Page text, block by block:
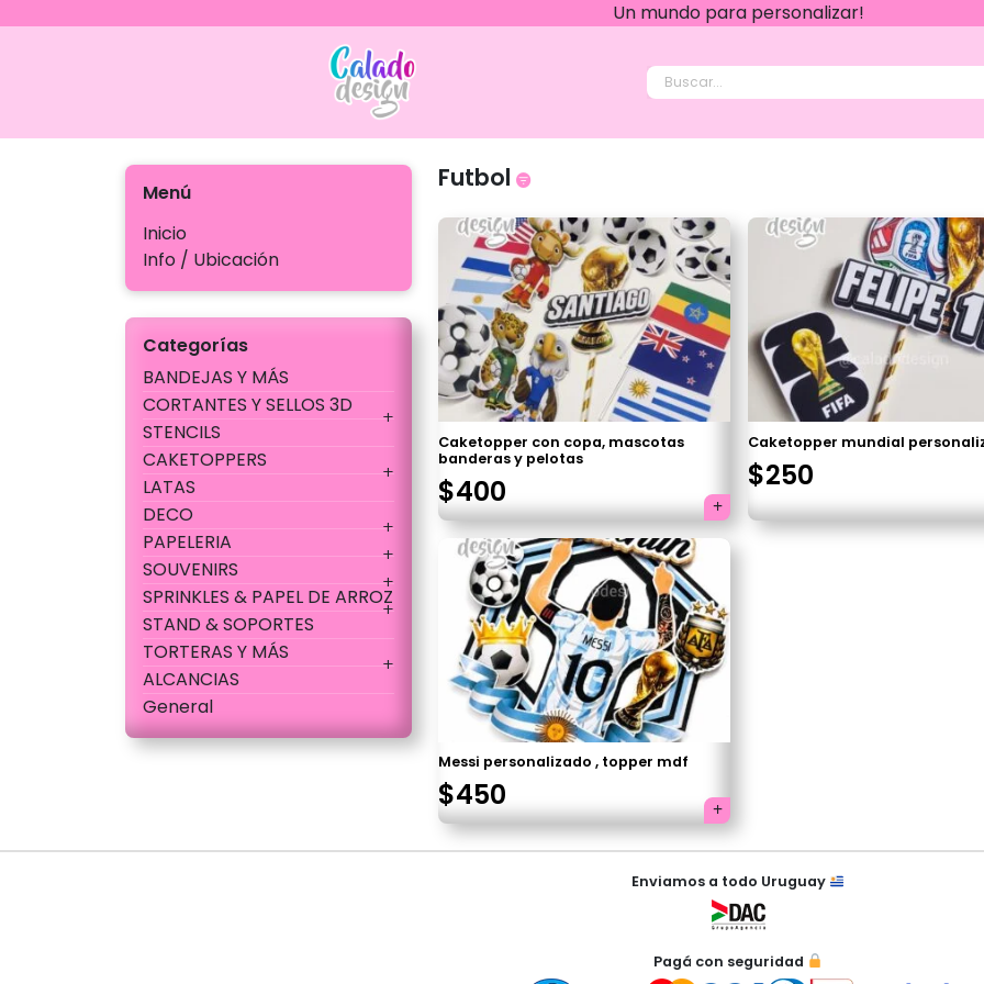
Un mundo para personalizar!
Calado Design
Menú
Inicio
Info / Ubicación
Categorías
BANDEJAS Y MÁS
CORTANTES Y SELLOS 3D
STENCILS
CAKETOPPERS
LATAS
DECO
PAPELERIA
SOUVENIRS
SPRINKLES & PAPEL DE ARROZ
STAND & SOPORTES
TORTERAS Y MÁS
ALCANCIAS
General
Futbol
Caketopper con copa, mascotas
banderas y pelotas
$400
Caketopper mundial
$250
Messi personalizado , topper mdf
$450
Enviamos a todo Uruguay
Pagá con seguridad